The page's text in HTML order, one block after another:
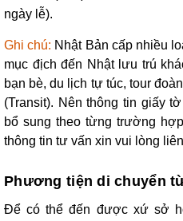
ngày lễ).
Ghi chú: Nhật Bản cấp nhiều
mục địch đến Nhật lưu trú
bạn bè,du lịch tự túc, tour
(Transit). Nên thông tin giấy
bổ sung theo từng trường
thông tin tư vấn xin vui lòng
Phương tiện di chuyển
Để có thể đến được xứ sở